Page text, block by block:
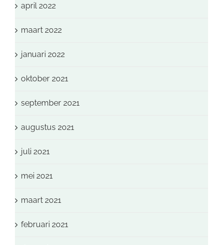
april 2022
maart 2022
januari 2022
oktober 2021
september 2021
augustus 2021
juli 2021
mei 2021
maart 2021
februari 2021